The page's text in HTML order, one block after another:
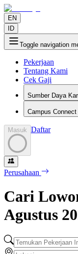
EN
ID
Toggle navigation
Pekerjaan
Tentang Kami
Cek Gaji
Sumber Daya
Campus Connect
Masuk Daftar
Perusahaan
Cari
Agustus